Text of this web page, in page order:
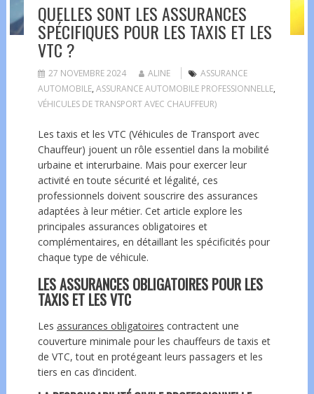
QUELLES SONT LES ASSURANCES
SPÉCIFIQUES POUR LES TAXIS ET LES
VTC ?
27 NOVEMBRE 2024 ALINE
ASSURANCE
AUTOMOBILE, ASSURANCE AUTOMOBILE PROFESSIONNELLE,
VÉHICULES DE TRANSPORT AVEC CHAUFFEUR)
Les taxis et les VTC (Véhicules de Transport avec
Chauffeur) jouent un rôle essentiel dans la mobilité
urbaine et interurbaine. Mais pour exercer leur
activité en toute sécurité et légalité, ces
professionnels doivent souscrire des assurances
adaptées à leur métier. Cet article explore les
principales assurances obligatoires et
complémentaires, en détaillant les spécificités pour
chaque type de véhicule.
LES ASSURANCES OBLIGATOIRES POUR LES
TAXIS ET LES VTC
Les assurances obligatoires contractent une
couverture minimale pour les chauffeurs de taxis et
de VTC, tout en protégeant leurs passagers et les
tiers en cas d’incident.